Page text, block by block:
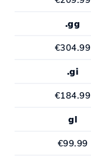
.gg
€304.99
.gi
€184.99
gl
€99.99